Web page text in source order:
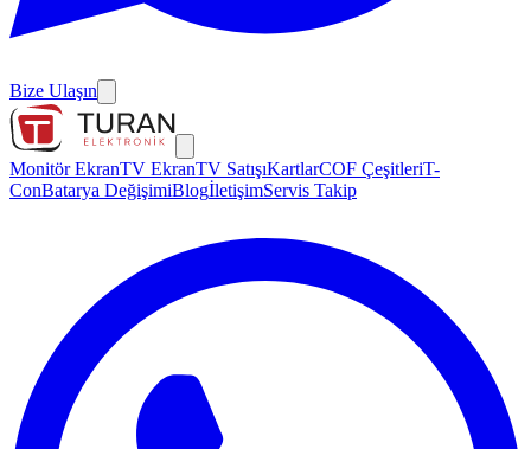
Bize Ulaşın
Monitör EkranTV EkranTV SatışıKartlarCOF ÇeşitleriT-
ConBatarya DeğişimiBlogİletişimServis Takip